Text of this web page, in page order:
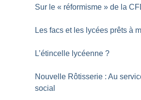
Sur le « réformisme » de la
Les facs et les lycées prêts à
L’étincelle lycéenne ?
Nouvelle Rôtisserie : Au
social